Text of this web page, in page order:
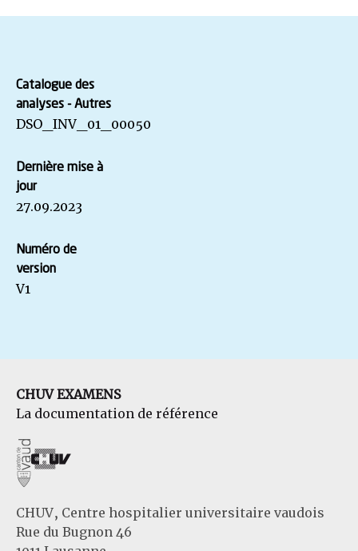
Catalogue des
analyses - Autres
DSO_INV_01_00050
Dernière mise à
jour
27.09.2023
Numéro de
version
V1
CHUV EXAMENS
La documentation de référence
CHUV, Centre hospitalier universitaire vaudois
Rue du Bugnon 46